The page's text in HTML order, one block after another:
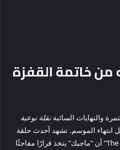
خاتمة القفزة
والنهايات السائبةنقلة نوعية
انتهاء الموسم. تشهد أحدث حلقة
من البرنامج بعنوان “The Outsider” أن “ماجيك” يتخذ قرارًا مفاجئًا